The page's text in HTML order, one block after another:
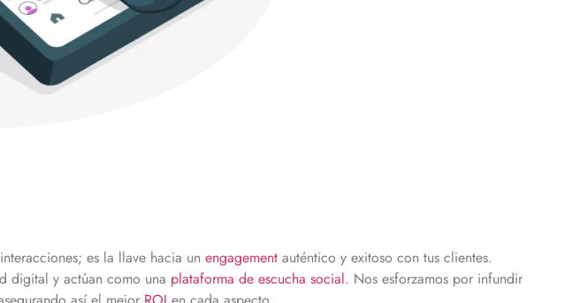
es la llave hacia un engagement auténtico y exitoso con tus clientes.
digital y actúan como una plataforma de escucha social. Nos esforzamos por infundir